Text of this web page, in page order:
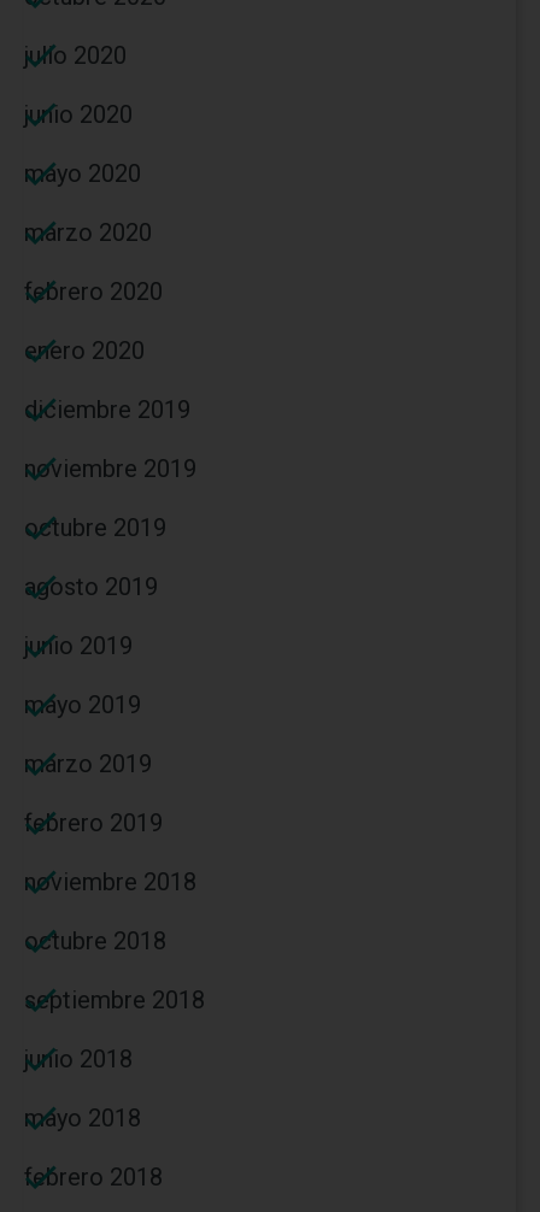
julio 2020
junio 2020
mayo 2020
marzo 2020
febrero 2020
enero 2020
diciembre 2019
noviembre 2019
octubre 2019
agosto 2019
junio 2019
mayo 2019
marzo 2019
febrero 2019
noviembre 2018
octubre 2018
septiembre 2018
junio 2018
mayo 2018
febrero 2018